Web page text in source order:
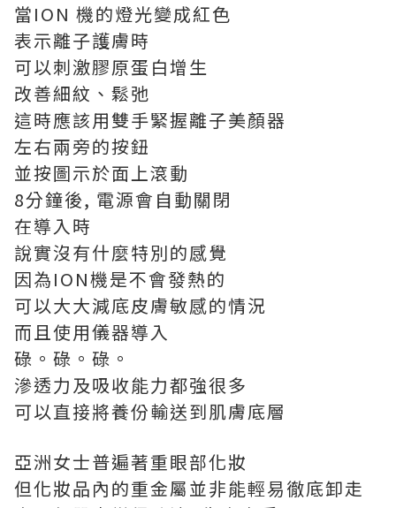
當ION 機的燈光變成紅色
表示離子護膚時
可以刺激膠原蛋白增生
改善細紋、鬆弛
這時應該用雙手緊握離子美顏器
左右兩旁的按鈕
並按圖示於面上滾動
8分鐘後, 電源會自動關閉
在導入時
說實沒有什麼特別的感覺
因為ION機是不會發熱的
可以大大減底皮膚敏感的情況
而且使用儀器導入
碌。碌。碌。
滲透力及吸收能力都強很多
可以直接將養份輸送到肌膚底層
亞洲女士普遍著重眼部化妝
但化妝品內的重金屬並非能輕易徹底卸走